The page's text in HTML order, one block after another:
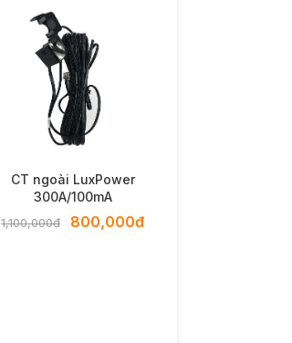
CT ngoài LuxPower
300A/100mA
1,100,000đ 800,000đ